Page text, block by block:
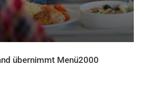
übernimmt Menü2000